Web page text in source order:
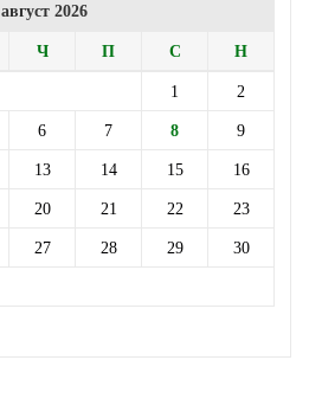
август 2026
Ч П С Н
1 2
6 7 8 9
13 14 15 16
20 21 22 23
27 28 29 30